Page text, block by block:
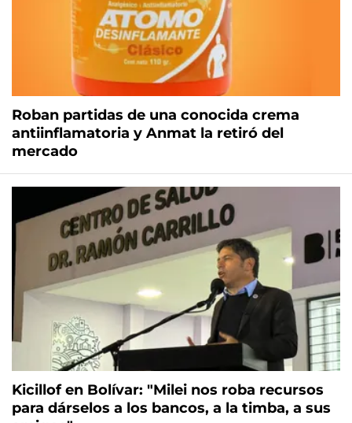
Roban partidas de una conocida crema
antiinflamatoria y Anmat la retiró del
mercado
Kicillof en Bolívar: "Milei nos roba recursos
para dárselos a los bancos, a la timba, a sus